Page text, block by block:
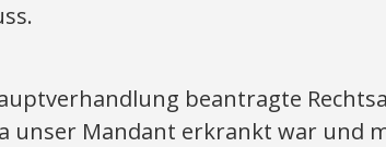
beantragte
unser Mandant erkrankt war und